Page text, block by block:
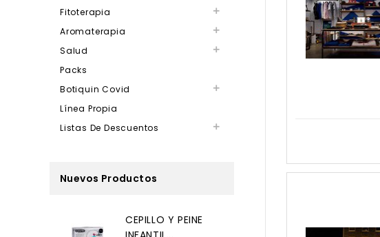
Fitoterapia 
Aromaterapia 
Salud 
Packs
Botiquin Covid

Línea Propia
Listas De Descuentos

Nuevos Productos
CEPILLO Y PEINE